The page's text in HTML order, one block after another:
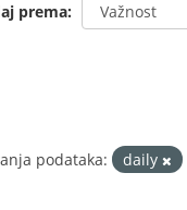
prema
podataka: daily